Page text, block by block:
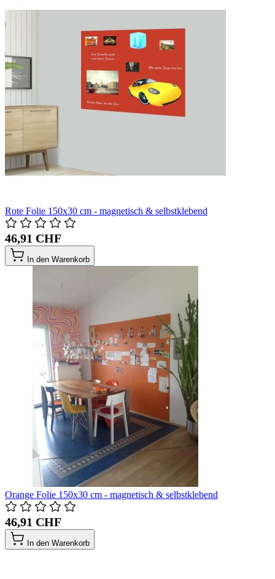
Rote Folie 150x30 cm - magnetisch & selbstklebend
46,91 CHF
In den Warenkorb
Orange Folie 150x30 cm - magnetisch & selbstklebend
46,91 CHF
In den Warenkorb